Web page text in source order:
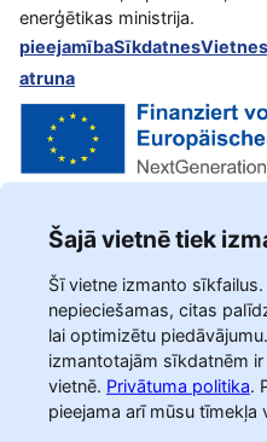
enerģētikas ministrija.
pieejamībaSīkdatnes
atruna
Šajā vietnē tiek
Šī vietne izmanto
nepieciešamas, citas
lai optimizētu
izmantotajām sīkdatnēm
vietnē. Privātuma politika.
pieejama arī mūsu tīmekļa